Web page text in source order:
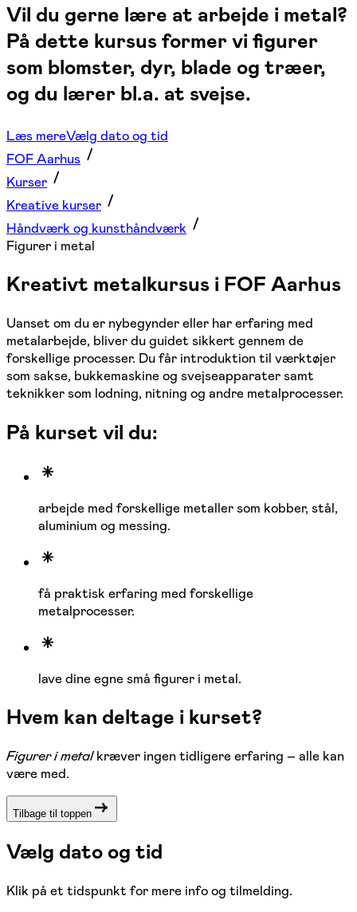
Vil du gerne lære at arbejde i metal?
På dette kursus former vi figurer
som blomster, dyr, blade og træer,
og du lærer bl.a. at svejse.
Læs mereVælg dato og tid
FOF Aarhus
Kurser
Kreative kurser
Håndværk og kunsthåndværk
Figurer i metal
Kreativt metalkursus i FOF Aarhus
Uanset om du er nybegynder eller har erfaring med
metalarbejde, bliver du guidet sikkert gennem de
forskellige processer. Du får introduktion til værktøjer
som sakse, bukkemaskine og svejseapparater samt
teknikker som lodning, nitning og andre metalprocesser.
På kurset vil du:
arbejde med forskellige metaller som kobber, stål,
aluminium og messing.
få praktisk erfaring med forskellige
metalprocesser.
lave dine egne små figurer i metal.
Hvem kan deltage i kurset?
Figurer i metalkræver ingen tidligere erfaring – alle kan
være med.
Tilbage til toppen
Vælg dato og tid
Klik på et tidspunkt for mere info og tilmelding.